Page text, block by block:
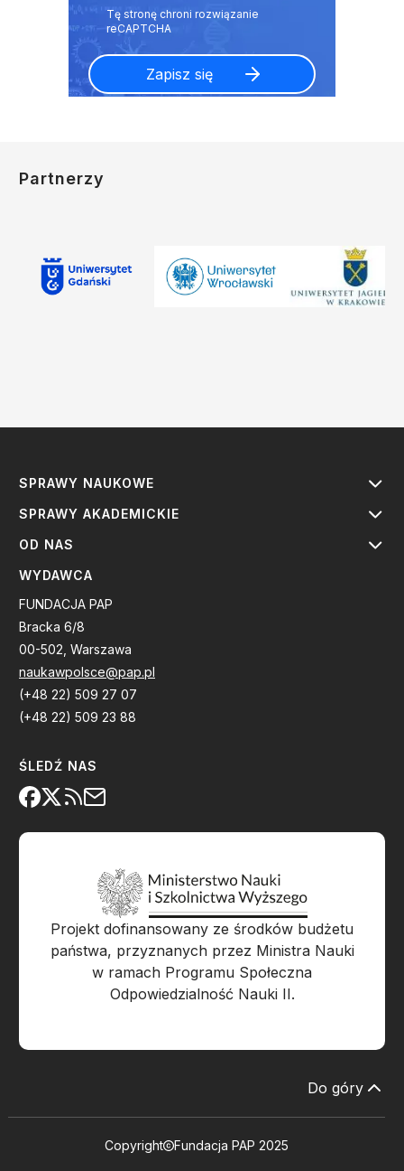
Partnerzy
SPRAWY NAUKOWE
SPRAWY AKADEMICKIE
OD NAS
WYDAWCA
FUNDACJA PAP
Bracka 6/8
00-502, Warszawa
naukawpolsce@pap.pl
(+48 22) 509 27 07
(+48 22) 509 23 88
ŚLEDŹ NAS
Projekt dofinansowany ze środków budżetu
państwa, przyznanych przez Ministra Nauki
w ramach Programu Społeczna
Odpowiedzialność Nauki II.
Do góry
Copyright Fundacja PAP 2025